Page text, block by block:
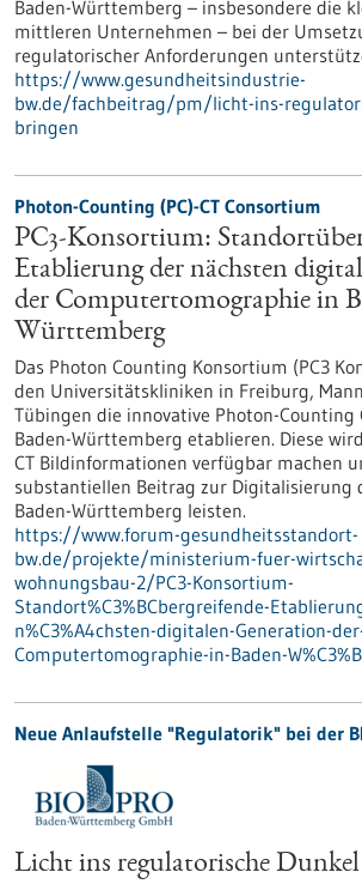
Baden-Württemberg – insbesondere die
mittleren Unternehmen – bei der
regulatorischer Anforderungen
https://www.gesundheitsindustrie-
bw.de/fachbeitrag/pm/licht-ins-
bringen
Photon-Counting (PC)-CT Consortium
PC3-Konsortium:
Etablierung der nächsten
der Computertomographie in
Württemberg
Das Photon Counting Konsortium (PC3
den Universitätskliniken in Freiburg,
Tübingen die innovative Photon-Counting
Baden-Württemberg etablieren. Diese
CT Bildinformationen verfügbar machen
substantiellen Beitrag zur Digitalisierung
Baden-Württemberg leisten.
https://www.forum-gesundheitsstandort-
bw.de/projekte/ministerium-fuer-
wohnungsbau-2/PC3-Konsortium-
Standort%C3%BCbergreifende-
n%C3%A4chsten-digitalen-Generation-
Computertomographie-in-Baden-
Neue Anlaufstelle "Regulatorik" bei der
Licht ins regulatorische